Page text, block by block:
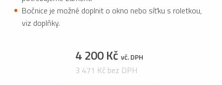
Bočnice je možné doplnit o okno nebo síťku s roletkou,
viz doplňky.
4 200 Kč vč. DPH
3 471 Kč bez DPH